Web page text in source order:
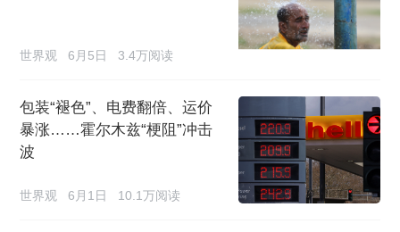
世界观 6月5日 3.4万阅读
包装“褪色”、电费翻倍、运价
暴涨……霍尔木兹“梗阻”冲击
波
世界观 6月1日 10.1万阅读